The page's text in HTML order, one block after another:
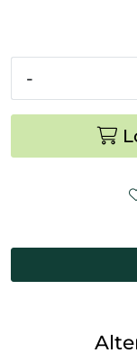
-
Vetnordic
Gammalt nytt